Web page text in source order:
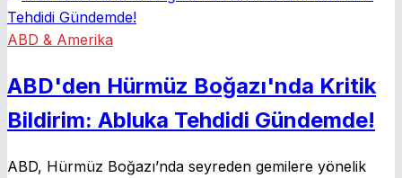
ABD & Amerika
ABD'den Hürmüz Boğazı'nda Kritik
Bildirim: Abluka Tehdidi Gündemde!
ABD, Hürmüz Boğazı’nda seyreden gemilere yönelik